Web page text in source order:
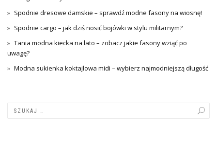
Spodnie dresowe damskie – sprawdź modne fasony na wiosnę!
Spodnie cargo – jak dziś nosić bojówki w stylu militarnym?
Tania modna kiecka na lato – zobacz jakie fasony wziąć po
uwagę?
Modna sukienka koktajlowa midi – wybierz najmodniejszą długość